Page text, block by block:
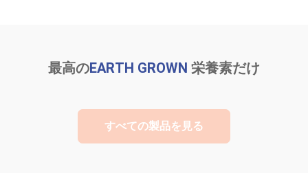
最高のEARTH GROWN 栄養素だけ
すべての製品を見る